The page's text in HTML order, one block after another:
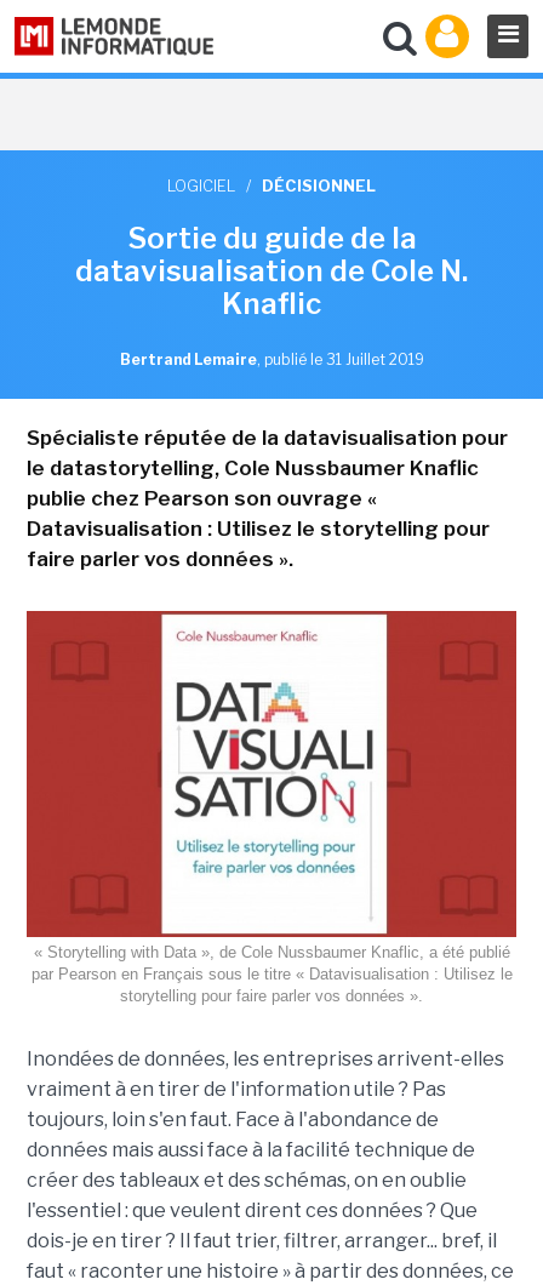
LOGICIEL / DÉCISIONNEL
Sortie du guide de la
datavisualisation de Cole N.
Knaflic
Bertrand Lemaire, publié le 31 Juillet 2019
Spécialiste réputée de la datavisualisation pour
le datastorytelling, Cole Nussbaumer Knaflic
publie chez Pearson son ouvrage «
Datavisualisation : Utilisez le storytelling pour
faire parler vos données ».
« Storytelling with Data », de Cole Nussbaumer Knaflic, a été publié
par Pearson en Français sous le titre « Datavisualisation : Utilisez le
storytelling pour faire parler vos données ».
Inondées de données, les entreprises arrivent-elles
vraiment à en tirer de l'information utile ? Pas
toujours, loin s'en faut. Face à l'abondance de
données mais aussi face à la facilité technique de
créer des tableaux et des schémas, on en oublie
l'essentiel : que veulent dirent ces données ? Que
dois-je en tirer ? Il faut trier, filtrer, arranger... bref, il
faut « raconter une histoire » à partir des données, ce